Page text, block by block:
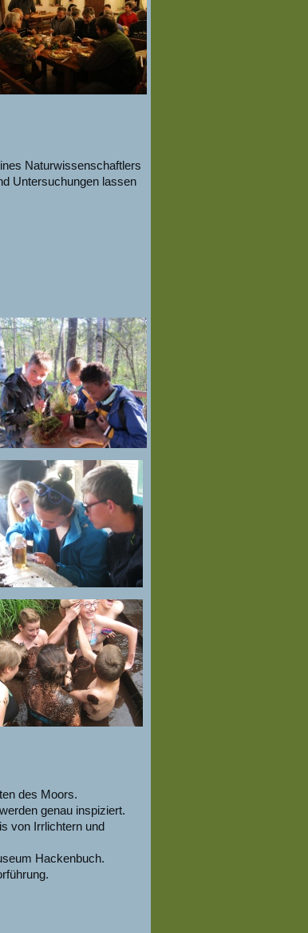
Naturwissenschaftlers
Untersuchungen lassen
des Moors.
genau inspiziert.
von Irrlichtern und
Hackenbuch.